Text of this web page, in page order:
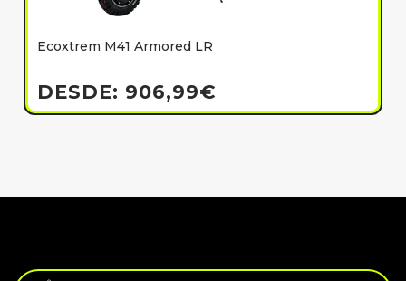
Ecoxtrem M41 Armored LR
DESDE: 906,99€